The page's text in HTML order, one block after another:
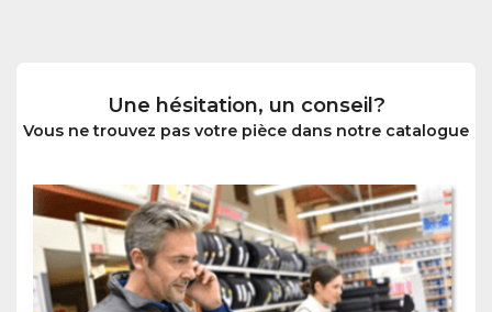
Une hésitation, un conseil?
Vous ne trouvez pas votre pièce dans notre catalogue